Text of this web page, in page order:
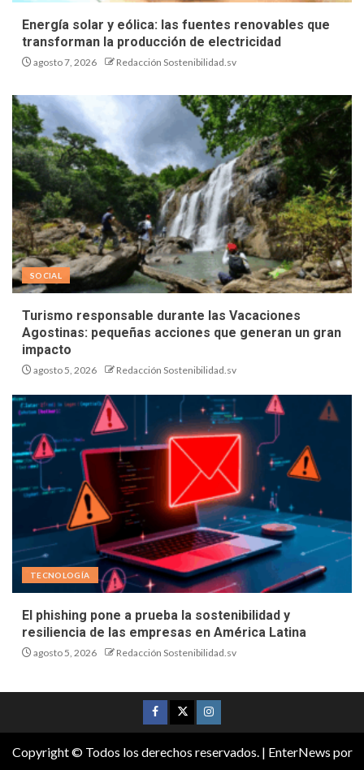
Energía solar y eólica: las fuentes renovables que
transforman la producción de electricidad
agosto 7, 2026 Redacción Sostenibilidad.sv
SOCIAL
Turismo responsable durante las Vacaciones
Agostinas: pequeñas acciones que generan un gran
impacto
agosto 5, 2026 Redacción Sostenibilidad.sv
TECNOLOGÍA
El phishing pone a prueba la sostenibilidad y
resiliencia de las empresas en América Latina
agosto 5, 2026 Redacción Sostenibilidad.sv
Copyright © Todos los derechos reservados. | EnterNews por